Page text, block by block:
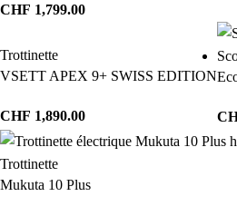
CHF 1,799.00
Trottinette
VSETT APEX 9+ SWISS EDITION
CHF 1,890.00
Trottinette
Mukuta 10 Plus